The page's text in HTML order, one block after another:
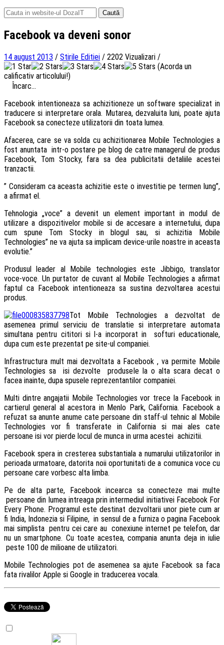
Caută
după:
Facebook va deveni sonor
14 august 2013 / Stirile Editiei / 2202 Vizualizari /
(Acorda un
calificativ articolului!)
Încarc...
Facebook intentioneaza sa achizitioneze un software specializat in
traducere si interpretare orala. Mutarea, dezvaluita luni, poate ajuta
Facebook sa conecteze utilizatorii din toata lumea.
Afacerea, care se va solda cu achizitionarea Mobile Technologies a
fost anuntata intr-o postare pe blog de catre managerul de produs
Facebook, Tom Stocky, fara sa dea publicitatii detaliile acestei
tranzactii.
” Consideram ca aceasta achizitie este o investitie pe termen lung”,
a afirmat el.
Tehnologia „voce” a devenit un element important in modul de
utilizare a dispozitivelor mobile si de accesare a internetului, dupa
cum spune Tom Stocky in blogul sau, si achizitia Mobile
Technologies” ne va ajuta sa implicam device-urile noastre in aceasta
evolutie.”
Produsul leader al Mobile technologies este Jibbigo, translator
voce-voce. Un purtator de cuvant al Mobile Technologies a afirmat
faptul ca Facebook intentioneaza sa sustina dezvoltarea acestui
produs.
Tot Mobile Technologies a dezvoltat de
asemenea primul serviciu de translatie si interpretare automata
simultana pentru cititori si l-a incorporat in softuri educationale,
dupa cum este prezentat pe site-ul companiei.
Infrastructura mult mai dezvoltata a Facebook , va permite Mobile
Technologies sa isi dezvolte produsele la o alta scara decat o
facea inainte, dupa spusele reprezentantilor companiei.
Multi dintre angajatii Mobile Technologies vor trece la Facebook in
cartierul general al acestora in Menlo Park, California. Facebook a
refuzat sa anunte anume cate persoane din staff-ul tehnic al Mobile
Technologies vor fi transferate in California si mai ales cate
persoane isi vor pierde locul de munca in urma acestei achizitii.
Facebook spera in cresterea substantiala a numarului utilizatorilor in
perioada urmatoare, datorita noii oportunitati de a comunica voce cu
persoane care vorbesc alta limba.
Pe de alta parte, Facebook incearca sa conecteze mai multe
persoane din lumea intreaga prin intermediul initiativei Facebook For
Every Phone. Programul este destinat dezvoltarii unor piete cum ar
fi India, Indonezia si Filipine, in sensul de a furniza o pagina Facebook
mai simplista pentru cei care au conexiune internet pe telefon, dar
nu un smartphone. Cu toate acestea, compania anunta deja in iulie
peste 100 de milioane de utilizatori.
Mobile Technologies pot de asemenea sa ajute Facebook sa faca
fata rivalilor Apple si Google in traducerea vocala.